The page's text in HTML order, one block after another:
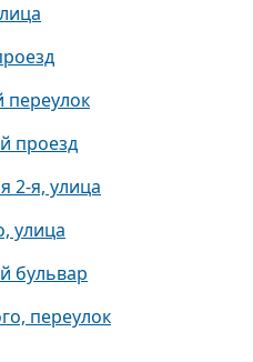
переулок
проезд
2-я, улица
улица
бульвар
переулок